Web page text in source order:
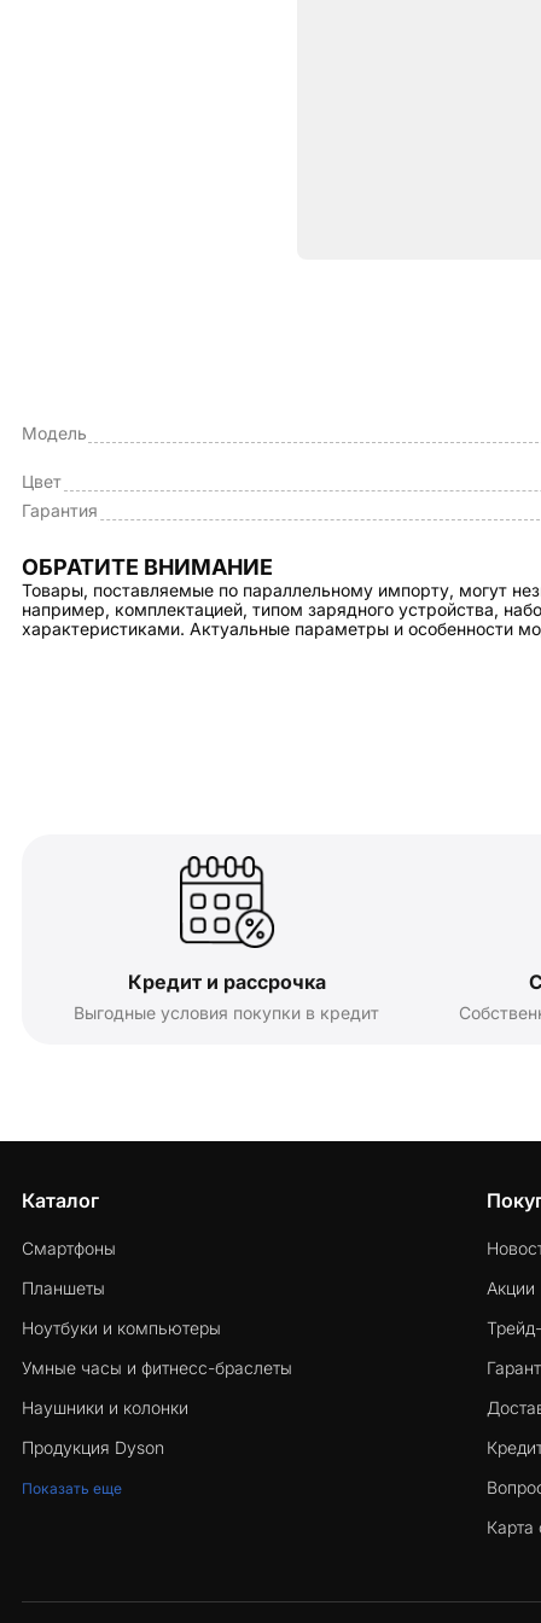
Модель
Цвет
Гарантия
ОБРАТИТЕ ВНИМАНИЕ
Товары, поставляемые по параллельному импорту, могут
например, комплектацией, типом зарядного устройства,
характеристиками. Актуальные параметры и особенности
Кредит и рассрочка
Выгодные условия покупки в кредит
Каталог
Смартфоны
Планшеты
Ноутбуки и компьютеры
Умные часы и фитнесс-браслеты
Наушники и колонки
Продукция Dyson
Показать еще
Акции
Карта